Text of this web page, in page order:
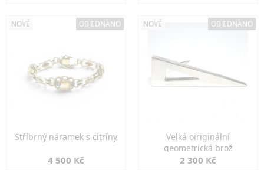
NOVÉ OBJEDNÁNO
Stříbrný náramek s citríny
4 500 Kč
NOVÉ OBJEDNÁNO
Velká oiriginální
geometrická brož
2 300 Kč